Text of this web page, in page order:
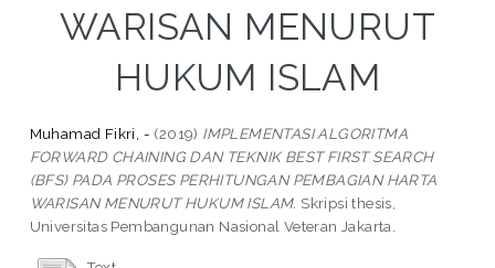
WARISAN MENURUT
HUKUM ISLAM
Muhamad Fikri, - (2019) IMPLEMENTASI ALGORITMA
FORWARD CHAINING DAN TEKNIK BEST FIRST SEARCH
(BFS) PADA PROSES PERHITUNGAN PEMBAGIAN HARTA
WARISAN MENURUT HUKUM ISLAM. Skripsi thesis,
Universitas Pembangunan Nasional Veteran Jakarta.